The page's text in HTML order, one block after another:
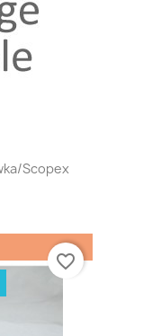
scopex
favorite_border